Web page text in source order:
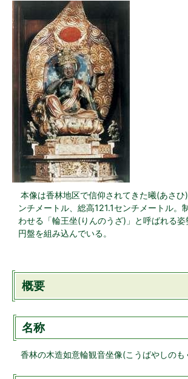
本像は香林地区で信仰されてきた曦(あさ
ンチメートル、総高121.1センチメートル
わせる「輪王坐(りんのうざ)」と呼ばれる
円盤を組み込んでいる。
概要
名称
香林の木造如意輪観音坐像(こうばやしの